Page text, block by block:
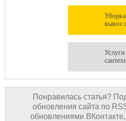
вывоз
Услуги
Понравилась статья?
обновления сайта по
обновлениями